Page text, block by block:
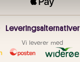
Leveringsalternativer
Vi leverer med